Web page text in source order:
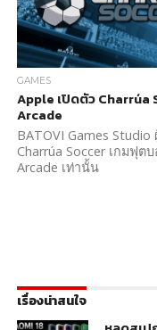
GAMES
Apple เปิดตัว Charrúa
Arcade
BATOVI Games
Charrúa Soccer เกมฟุต
Arcade เท่านั้น
เรื่องน่าสนใจ